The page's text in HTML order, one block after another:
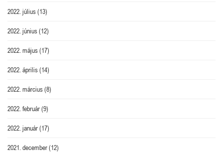
2022. július(13)
2022. június(12)
2022. május(17)
2022. április(14)
2022. március(8)
2022. február(9)
2022. január(17)
2021. december(12)